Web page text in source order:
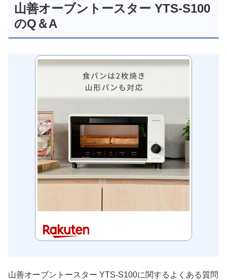
山善オーブントースター YTS-S100
のQ＆A
山善オーブントースター YTS-S100に関するよくある質問